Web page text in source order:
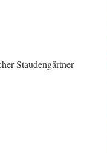
Staudengärtner